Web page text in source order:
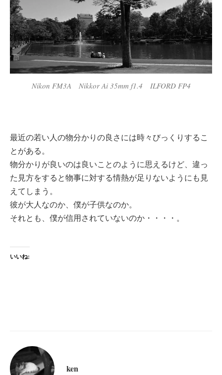
Nikon FM3A Nikkor Ai 35mm f1.4 ILFORD FP4
最近の若い人の物分かりの良さには時々びっくりするこ
とがある。
物分かりが良いのは良いことのように思えるけど、違っ
た見方をすると物事に対する情熱が足りないようにも見
えてしまう。
彼が大人なのか、僕が子供なのか。
それとも、僕が信用されていないのか・・・・。
いいね:
ken